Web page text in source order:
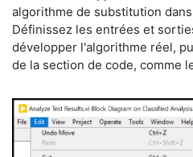
algorithme de substitution
Définissez les entrées et
développer l'algorithme réel,
de la section de code, comme